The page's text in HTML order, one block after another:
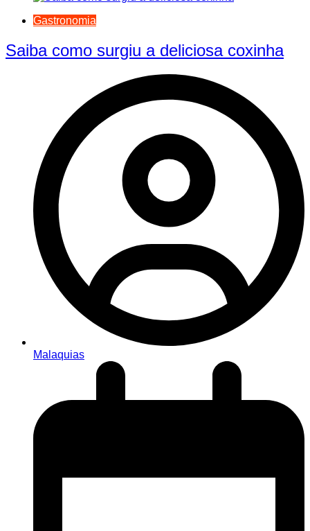
Gastronomia
Saiba como surgiu a deliciosa coxinha
Malaquias